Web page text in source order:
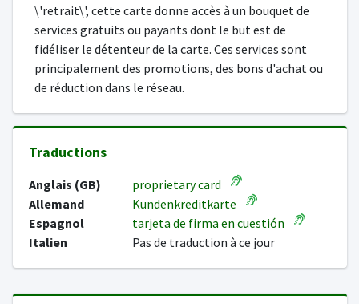
\'retrait\', cette carte donne accès à un bouquet de
services gratuits ou payants dont le but est de
fidéliser le détenteur de la carte. Ces services sont
principalement des promotions, des bons d'achat ou
de réduction dans le réseau.
Traductions
Anglais (GB)
proprietary card
Allemand
Kundenkreditkarte
Espagnol
tarjeta de firma en cuestión
Italien
Pas de traduction à ce jour